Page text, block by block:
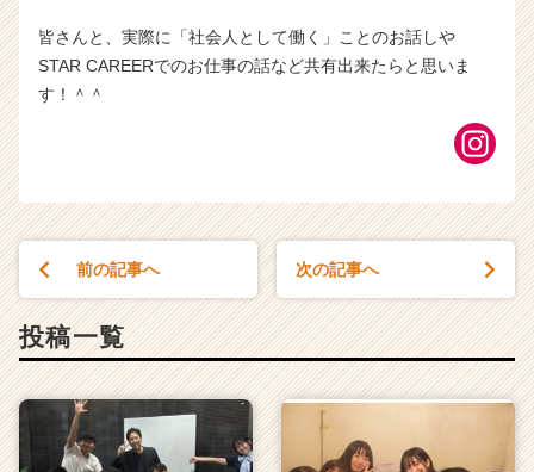
皆さんと、実際に「社会人として働く」ことのお話しや
STAR CAREERでのお仕事の話など共有出来たらと思いま
す！＾＾
前の記事へ 次の記事へ
投稿一覧